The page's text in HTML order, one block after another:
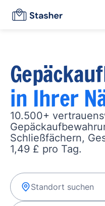
in Ihrer
10.500+
Schließfächern,
1,49 £ pro Tag.